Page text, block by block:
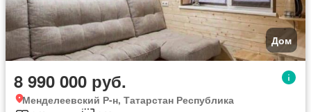
Дом
8 990 000 руб.
Менделеевский Р-н, Татарстан Республика